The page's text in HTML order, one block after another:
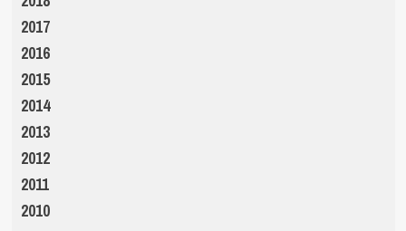
2017
2016
2015
2014
2013
2012
2011
2010